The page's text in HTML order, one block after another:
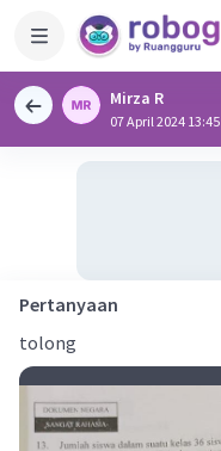
Mirza R
07 April 2024 13:45
Pertanyaan
tolong